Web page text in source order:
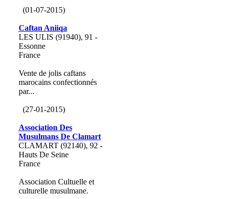
(01-07-2015)
Caftan Aniiqa
LES ULIS (91940), 91 -
Essonne
France
Vente de jolis caftans
marocains confectionnés
par...
(27-01-2015)
Association Des
Musulmans De Clamart
CLAMART (92140), 92 -
Hauts De Seine
France
Association Cultuelle et
culturelle musulmane.